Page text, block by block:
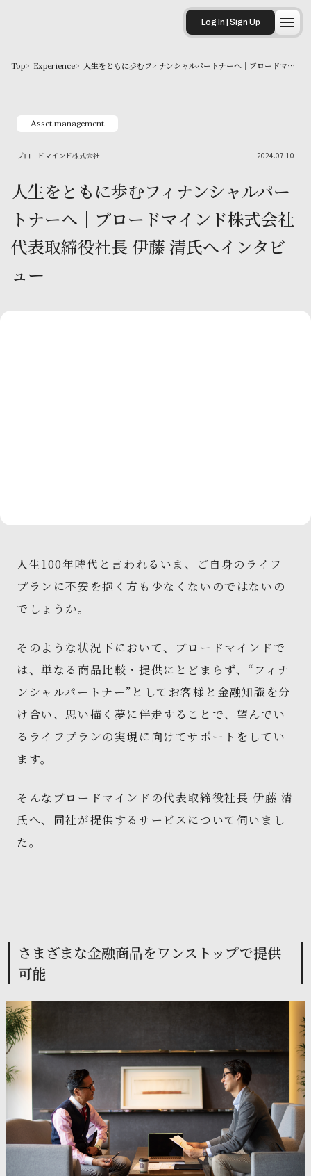
Log In | Sign Up
Top Experience 人生をともに歩むフィナンシャルパートナーへ｜ブロードマインド株式会社 代表取締役社長 伊藤 清氏へインタビュー
Asset management
ブロードマインド株式会社 2024.07.10
人生をともに歩むフィナンシャルパー
トナーへ｜ブロードマインド株式会社
代表取締役社長 伊藤 清氏へインタビ
ュー
人生100年時代と言われるいま、ご自身のライフ
プランに不安を抱く方も少なくないのではないの
でしょうか。
そのような状況下において、ブロードマインドで
は、単なる商品比較・提供にとどまらず、“フィナ
ンシャルパートナー”としてお客様と金融知識を分
け合い、思い描く夢に伴走することで、望んでい
るライフプランの実現に向けてサポートをしてい
ます。
そんなブロードマインドの代表取締役社長 伊藤 清
氏へ、同社が提供するサービスについて伺いまし
た。
さまざまな金融商品をワンストップで提供
可能